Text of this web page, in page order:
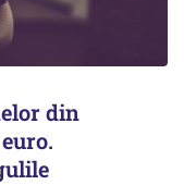
din